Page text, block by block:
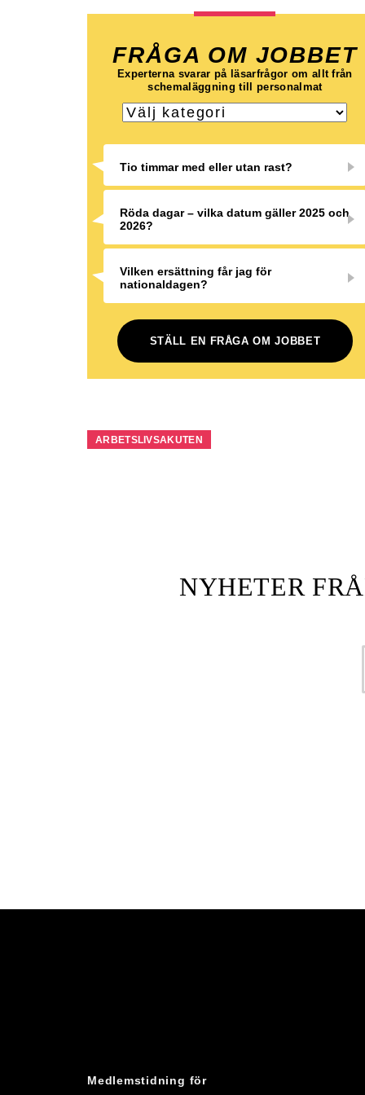
FRÅGA OM JOBBET
Experterna svarar på läsarfrågor om allt från
schemaläggning till personalmat
Tio timmar med eller utan rast?
Röda dagar – vilka datum gäller 2025 och
2026?
Vilken ersättning får jag för
nationaldagen?
STÄLL EN FRÅGA OM JOBBET
ARBETSLIVSAKUTEN
NYHETER
Medlemstidning för